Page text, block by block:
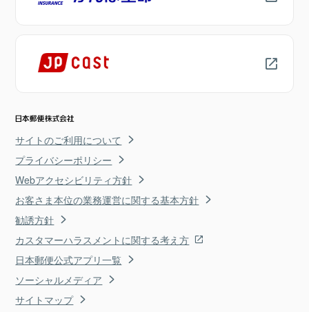
サイトのご利用について
プライバシーポリシー
Webアクセシビリティ方針
お客さま本位の業務運営に関する基本方針
勧誘方針
カスタマーハラスメントに関する考え方
日本郵便公式アプリ一覧
ソーシャルメディア
サイトマップ